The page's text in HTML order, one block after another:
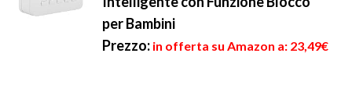
per Bambini
Prezzo: in offerta su Amazon a: 23,49€